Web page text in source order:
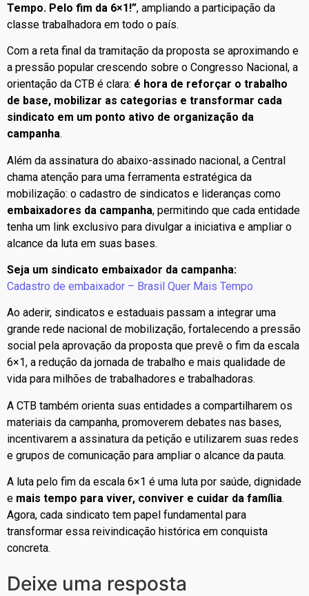
Tempo. Pelo fim da 6×1!”, ampliando a participação da
classe trabalhadora em todo o país.
Com a reta final da tramitação da proposta se aproximando e
a pressão popular crescendo sobre o Congresso Nacional, a
orientação da CTB é clara: é hora de reforçar o trabalho
de base, mobilizar as categorias e transformar cada
sindicato em um ponto ativo de organização da
campanha.
Além da assinatura do abaixo-assinado nacional, a Central
chama atenção para uma ferramenta estratégica da
mobilização: o cadastro de sindicatos e lideranças como
embaixadores da campanha, permitindo que cada entidade
tenha um link exclusivo para divulgar a iniciativa e ampliar o
alcance da luta em suas bases.
Seja um sindicato embaixador da campanha:
Cadastro de embaixador – Brasil Quer Mais Tempo
Ao aderir, sindicatos e estaduais passam a integrar uma
grande rede nacional de mobilização, fortalecendo a pressão
social pela aprovação da proposta que prevê o fim da escala
6×1, a redução da jornada de trabalho e mais qualidade de
vida para milhões de trabalhadores e trabalhadoras.
A CTB também orienta suas entidades a compartilharem os
materiais da campanha, promoverem debates nas bases,
incentivarem a assinatura da petição e utilizarem suas redes
e grupos de comunicação para ampliar o alcance da pauta.
A luta pelo fim da escala 6×1 é uma luta por saúde, dignidade
e mais tempo para viver, conviver e cuidar da família.
Agora, cada sindicato tem papel fundamental para
transformar essa reivindicação histórica em conquista
concreta.
Deixe uma resposta